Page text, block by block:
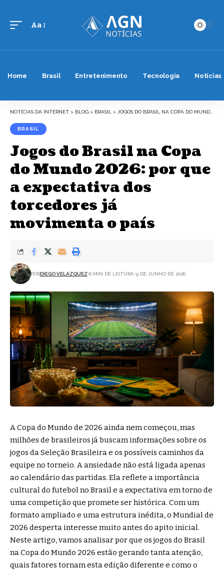
Font
Aa
Home Brasil Entretenimento Tecnologia Notícias
NOTÍCIAS DA INTERNET > BLOG > BRASIL > JOGOS DO BRASIL NA COPA DO MUNDO 2026: POR QUE A EXPECTATIVA DOS TORCEDORES JÁ MOVIMENTA O PAÍS
BRASIL
Jogos do Brasil na Copa
do Mundo 2026: por que
a expectativa dos
torcedores já
movimenta o país
PORDIEGO VELÁZQUEZ 6 MIN DE LEITURA 9 DE JUNHO DE 2026
A Copa do Mundo de 2026 ainda nem começou, mas
milhões de brasileiros já buscam informações sobre os
jogos da Seleção Brasileira e os possíveis caminhos da
equipe no torneio. A ansiedade não está ligada apenas
ao calendário das partidas. Ela reflete a importância
cultural do futebol no Brasil e a expectativa em torno de
uma competição que promete ser histórica. Com um
formato ampliado e uma estrutura inédita, o Mundial de
2026 desperta interesse muito antes do apito inicial.
Neste artigo, vamos analisar por que os jogos do Brasil
na Copa do Mundo 2026 estão gerando tanta atenção,
quais fatores tornam esta edição diferente e como o